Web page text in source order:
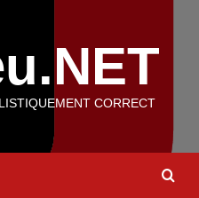
CORRECT